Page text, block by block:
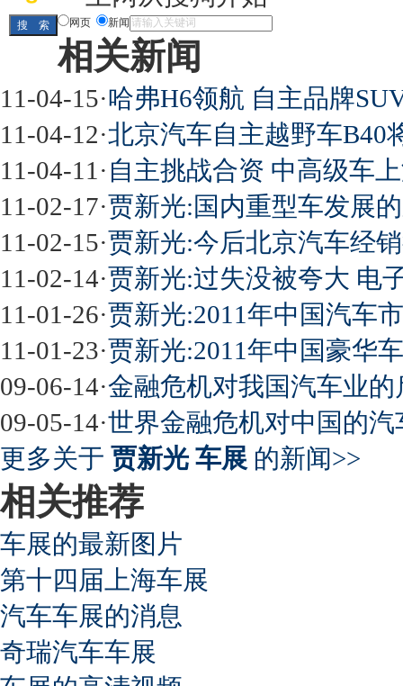
网页 新闻
相关新闻
11-04-15·哈弗H6领航 自主品牌
11-04-12·北京汽车自主越野车B40
11-04-11 · 自主挑战合资 中高级车
11-02-17·贾新光:国内重型车发展
11-02-15·贾新光:今后北京汽车经
11-02-14·贾新光:过失没被夸大 电
11-01-26·贾新光:2011年中国汽车
11-01-23·贾新光:2011年中国豪华
09-06-14·金融危机对我国汽车业的
09-05-14·世界金融危机对中国的
更多关于 贾新光 车展 的新闻>>
相关推荐
车展的最新图片
第十四届上海车展
汽车车展的消息
奇瑞汽车车展